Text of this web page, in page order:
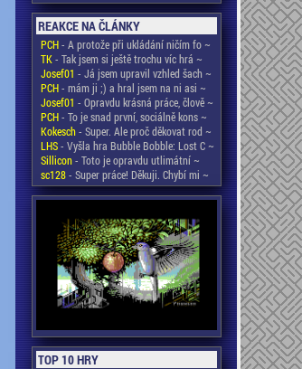
REAKCE NA ČLÁNKY
PCH- A protože při ukládání ničím fo ~
TK- Tak jsem si ještě trochu víc hrá ~
Josef01 - Já jsem upravil vzhled šach ~
PCH- mám ji ;) a hral jsem na ni asi ~
Josef01 - Opravdu krásná práce, člově ~
PCH- To je snad první, sociálně kons ~
Kokesch- Super. Ale proč děkovat rod ~
LHS- Vyšla hra Bubble Bobble: Lost C ~
Sillicon- Toto je opravdu utlimátní ~
sc128- Super práce! Děkuji. Chybí mi ~
TOP 10 HRY